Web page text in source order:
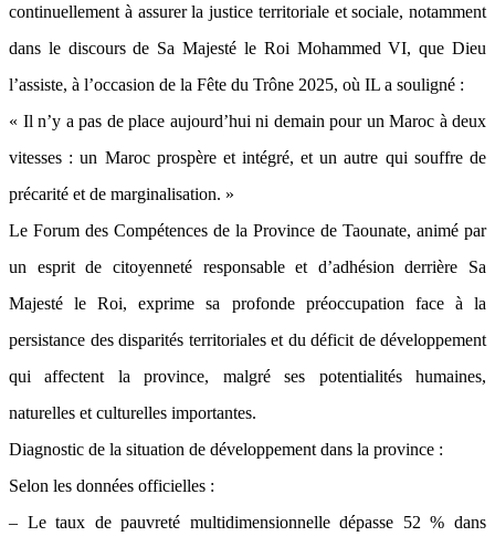
continuellement à assurer la justice territoriale et sociale, notamment
dans le discours de Sa Majesté le Roi Mohammed VI, que Dieu
l’assiste, à l’occasion de la Fête du Trône 2025, où IL a souligné :
« Il n’y a pas de place aujourd’hui ni demain pour un Maroc à deux
vitesses : un Maroc prospère et intégré, et un autre qui souffre de
précarité et de marginalisation. »
Le Forum des Compétences de la Province de Taounate, animé par
un esprit de citoyenneté responsable et d’adhésion derrière Sa
Majesté le Roi, exprime sa profonde préoccupation face à la
persistance des disparités territoriales et du déficit de développement
qui affectent la province, malgré ses potentialités humaines,
naturelles et culturelles importantes.
Diagnostic de la situation de développement dans la province :
Selon les données officielles :
– Le taux de pauvreté multidimensionnelle dépasse 52 % dans